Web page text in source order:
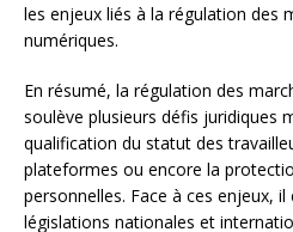
les enjeux liés à la régulation des
numériques.
En résumé, la régulation des
soulève plusieurs défis juridiques
qualification du statut des
plateformes ou encore la
personnelles. Face à ces enjeux, il
législations nationales et